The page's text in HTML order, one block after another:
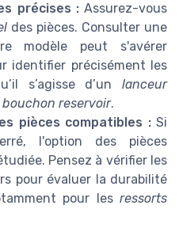
précises :Assurez-vous
des pièces. Consulter une
modèle peut s'avérer
identifier précisément les
s’agisse d’un lanceur
bouchon reservoir.
pièces compatibles :Si
l'option des pièces
Pensez à vérifier les
pour évaluer la durabilité
pour les ressorts